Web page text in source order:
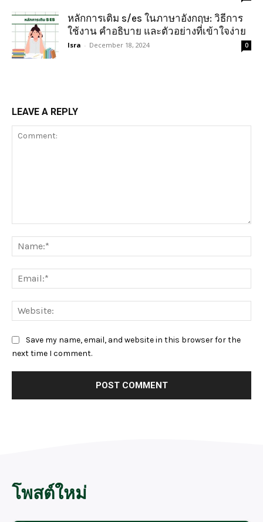
หลักการเติม s/es ในภาษาอังกฤษ: วิธีการ
ใช้งาน คำอธิบาย และตัวอย่างที่เข้าใจง่าย
Isra - December 18, 2024 0
LEAVE A REPLY
Save my name, email, and website in this browser for the
next time I comment.
โพสต์ใหม่